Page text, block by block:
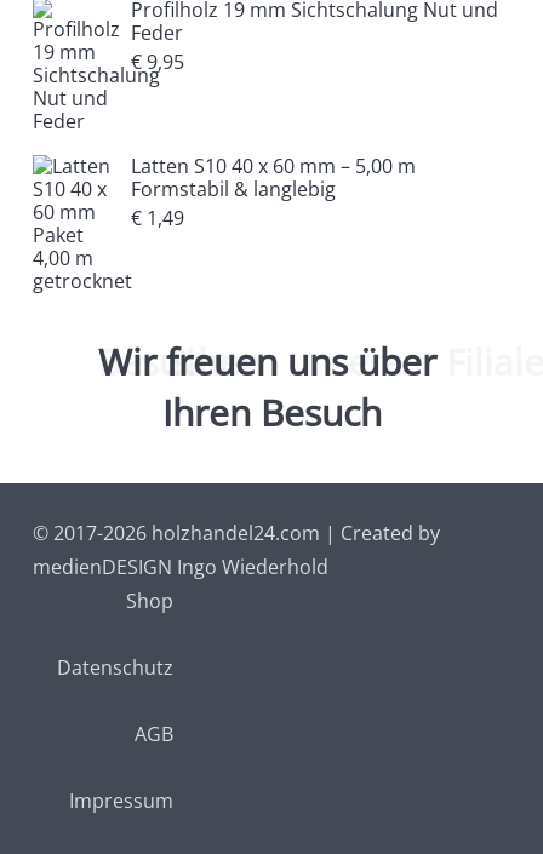
Profilholz 19 mm Sichtschalung Nut und
Feder
€9,95
Latten S10 40 x 60 mm – 5,00 m
Formstabil & langlebig
€ 1,49
Wir freuen uns über
Ihren Besuch
© 2017-2026 holzhandel24.com | Created by
medienDESIGN Ingo Wiederhold
Shop
Datenschutz
AGB
Impressum